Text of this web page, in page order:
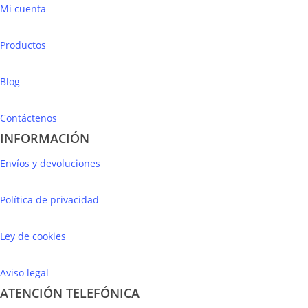
Mi cuenta
Productos
Blog
Contáctenos
INFORMACIÓN
Envíos y devoluciones
Política de privacidad
Ley de cookies
Aviso legal
ATENCIÓN TELEFÓNICA